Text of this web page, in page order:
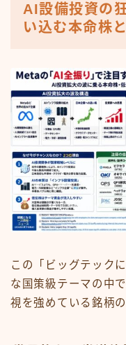
AI設備投資の
い込む本命株
この「ビッグテック
な国策級テーマの中
視を強めている銘柄